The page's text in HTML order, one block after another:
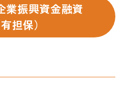
業振興資金融資
有担保）